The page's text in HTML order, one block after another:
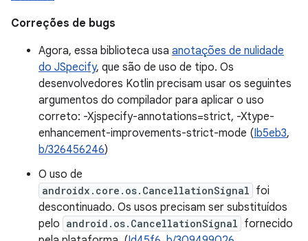
Correções de bugs
Agora, essa biblioteca usa anotações de nulidade
do JSpecify, que são de uso de tipo. Os
desenvolvedores Kotlin precisam usar os seguintes
argumentos do compilador para aplicar o uso
correto: -Xjspecify-annotations=strict, -Xtype-
enhancement-improvements-strict-mode (Ib5eb3,
b/326456246)
O uso de
androidx.core.os.CancellationSignal foi
descontinuado. Os usos precisam ser substituídos
pelo android.os.CancellationSignal fornecido